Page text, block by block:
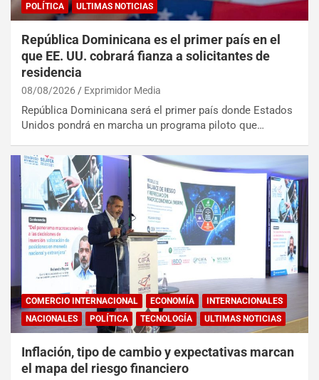
POLÍTICA
ULTIMAS NOTICIAS
República Dominicana es el primer país en el
que EE. UU. cobrará fianza a solicitantes de
residencia
08/08/2026 Exprimidor Media
República Dominicana será el primer país donde Estados
Unidos pondrá en marcha un programa piloto que…
COMERCIO INTERNACIONAL ECONOMÍA
INTERNACIONALES
NACIONALES
POLÍTICA TECNOLOGÍA ULTIMAS NOTICIAS
Inflación, tipo de cambio y expectativas marcan
el mapa del riesgo financiero